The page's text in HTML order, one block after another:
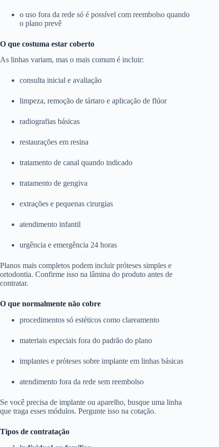
o uso fora da rede só é possível com reembolso quando
o plano prevê
O que costuma estar coberto
As linhas variam, mas o mais comum é incluir:
consulta inicial e avaliação
limpeza, remoção de tártaro e aplicação de flúor
radiografias básicas
restaurações em resina
tratamento de canal quando indicado
tratamento de gengiva
extrações e pequenas cirurgias
atendimento infantil
urgência e emergência 24 horas
Planos mais completos podem incluir próteses simples e
ortodontia. Confirme isso na lâmina do produto antes de
contratar.
O que normalmente não cobre
procedimentos só estéticos como clareamento
materiais especiais fora do padrão do plano
implantes e próteses sobre implante em linhas básicas
atendimento fora da rede sem reembolso
Se você precisa de implante ou aparelho, busque uma linha
que traga esses módulos. Pergunte isso na cotação.
Tipos de contratação